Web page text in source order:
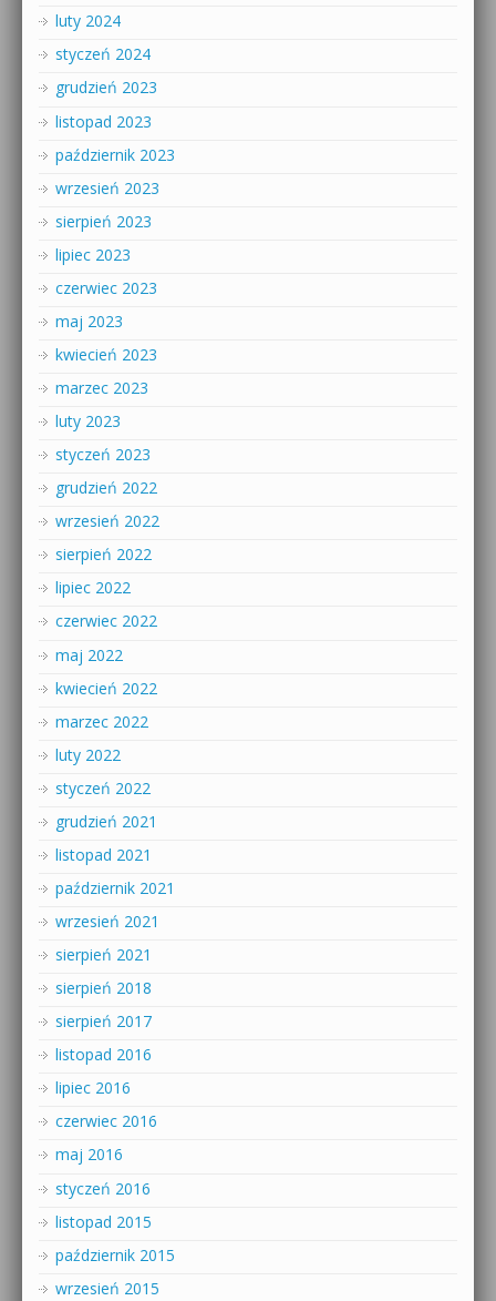
luty 2024
styczeń 2024
grudzień 2023
listopad 2023
październik 2023
wrzesień 2023
sierpień 2023
lipiec 2023
czerwiec 2023
maj 2023
kwiecień 2023
marzec 2023
luty 2023
styczeń 2023
grudzień 2022
wrzesień 2022
sierpień 2022
lipiec 2022
czerwiec 2022
maj 2022
kwiecień 2022
marzec 2022
luty 2022
styczeń 2022
grudzień 2021
listopad 2021
październik 2021
wrzesień 2021
sierpień 2021
sierpień 2018
sierpień 2017
listopad 2016
lipiec 2016
czerwiec 2016
maj 2016
styczeń 2016
listopad 2015
październik 2015
wrzesień 2015